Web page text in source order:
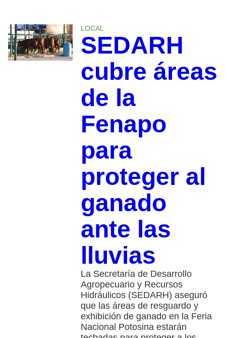
LOCAL
SEDARH
cubre áreas
de la
Fenapo
para
proteger al
ganado
ante las
lluvias
La Secretaría de Desarrollo
Agropecuario y Recursos
Hidráulicos (SEDARH) aseguró
que las áreas de resguardo y
exhibición de ganado en la Feria
Nacional Potosina estarán